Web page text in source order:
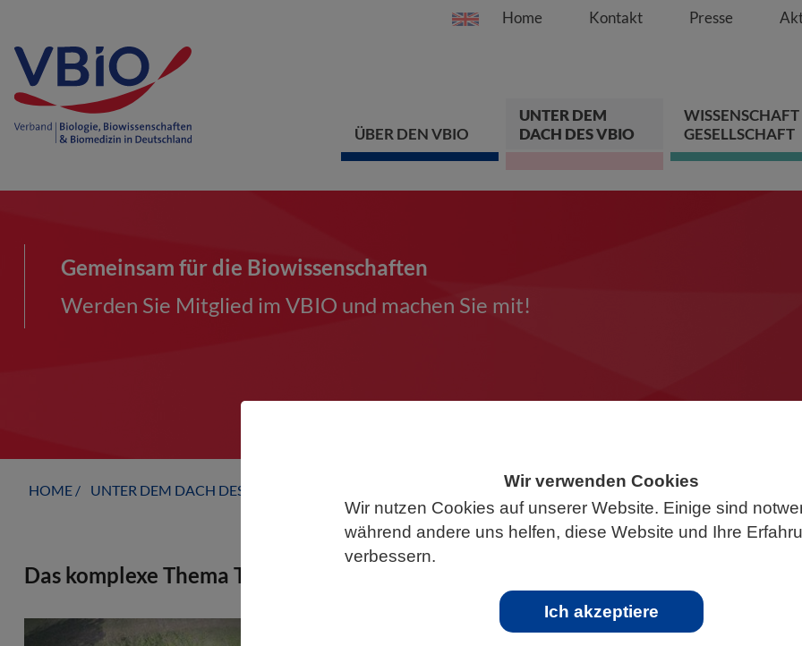
Wir verwenden Cookies
Wir nutzen Cookies auf unserer Website. Einige sind
während andere uns helfen, diese Website und Ihre
verbessern.
Ich akzeptiere
Springe direkt zu:
Zum Hauptinhalt
Zur Hauptnavigation
Zur Footer-
Home Kontakt Presse
ÜBER DEN VBIO
UNTER DEM
DACH DES VBIO
GESELLSCHAFT
Gemeinsam für die Biowissenschaften
Werden Sie Mitglied im VBIO und machen Sie mit!
HOME UNTER DEM DACH DES VBIO SACHSEN NEWS AUS SACHSEN
Das komplexe Thema Trockenheit
Zu wenig Regen, zu wenig Wasser in der Landschaft – so einfach,